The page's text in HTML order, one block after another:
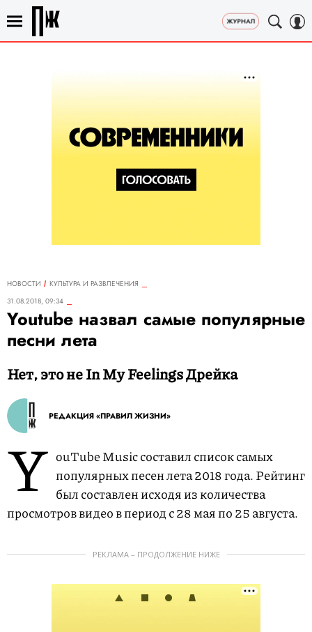
НОВОСТИ
КУЛЬТУРА И РАЗВЛЕЧЕНИЯ
31.08.2018, 09:34
Youtube назвал самые популярные
песни лета
Нет, это не In My Feelings Дрейка
РЕДАКЦИЯ «ПРАВИЛ ЖИЗНИ»
Y ouTube Music составил список самых
популярных песен лета 2018 года. Рейтинг
был составлен исходя из количества
просмотров видео в период с 28 мая по 25 августа.
РЕКЛАМА – ПРОДОЛЖЕНИЕ НИЖЕ